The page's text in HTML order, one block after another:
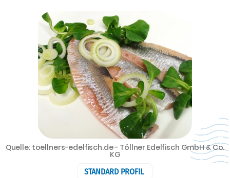
STANDARD PROFIL
Quelle: toellners-edelfisch.de - Töllner Edelfisch GmbH & Co.
KG